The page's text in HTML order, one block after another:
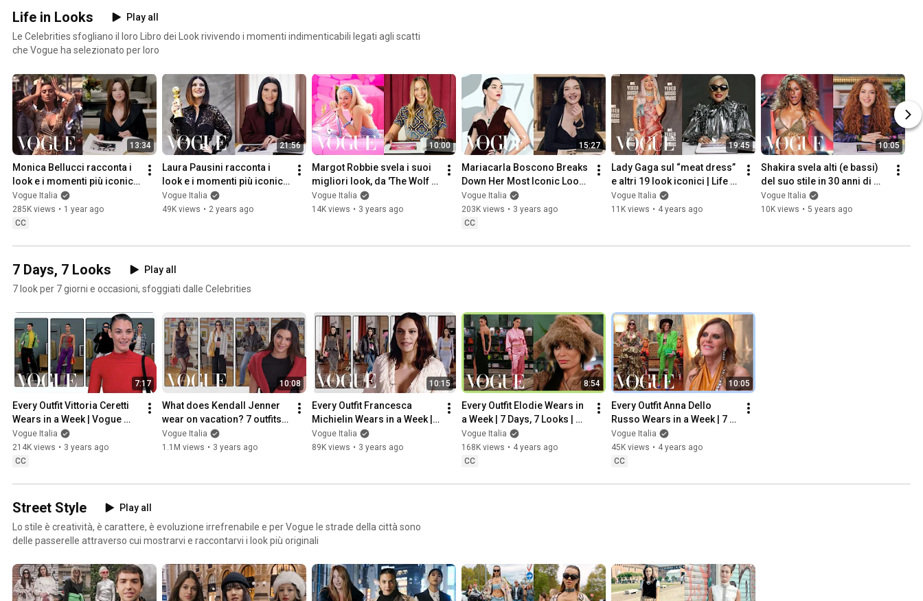
Life in Looks
Play all
Le Celebrities sfogliano il loro Libro dei Look rivivendo i momenti indimenticabili legati agli scatti
che Vogue ha selezionato per loro
13:34
Monica Bellucci racconta i
look e i momenti più iconici
della sua carriera | Vogue
Italia
Vogue Italia
285K views • 1 year ago
CC
21:56
Laura Pausini racconta i
look e i momenti più iconici
della sua carriera | Vogue
Italia
Vogue Italia
49K views • 2 years ago
10:00
Margot Robbie svela i suoi
migliori look, da 'The Wolf
of Wall Street' a 'Barbie' |
Vogue Italia
Vogue Italia
14K views • 3 years ago
15:27
Mariacarla Boscono Breaks
Down Her Most Iconic Looks
from 1997 to Today | Vogue
Italia
Vogue Italia
203K views • 3 years ago
CC
19:45
Lady Gaga sul “meat dress”
e altri 19 look iconici | Life in
Looks | Vogue Italia
Vogue Italia
11K views • 4 years ago
10:05
Shakira svela alti (e bassi)
del suo stile in 30 anni di
carriera | Life in Looks |
Vogue Italia
Vogue Italia
10K views • 5 years ago
7 Days, 7 Looks
Play all
7 look per 7 giorni e occasioni, sfoggiati dalle Celebrities
7:17
Every Outfit Vittoria Ceretti
Wears in a Week | Vogue
Italia
Vogue Italia
214K views • 3 years ago
CC
10:08
What does Kendall Jenner
wear on vacation? 7 outfits
for a trip to Italy | Vogue
Italia
Vogue Italia
1.1M views • 3 years ago
10:15
Every Outfit Francesca
Michielin Wears in a Week |
7 Days, 7 Looks | Vogue
Italia
Vogue Italia
89K views • 3 years ago
8:54
Every Outfit Elodie Wears in
a Week | 7 Days, 7 Looks |
Vogue Italia
Vogue Italia
168K views • 4 years ago
CC
10:05
Every Outfit Anna Dello
Russo Wears in a Week | 7
Days, 7 Looks | Vogue Italia
Vogue Italia
45K views • 4 years ago
CC
Street Style
Play all
Lo stile è creatività, è carattere, è evoluzione irrefrenabile e per Vogue le strade della città sono
delle passerelle attraverso cui mostrarvi e raccontarvi i look più originali